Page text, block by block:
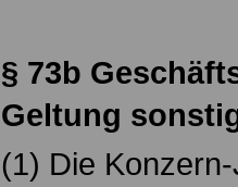
§ 73b
Geltung
(1) Die